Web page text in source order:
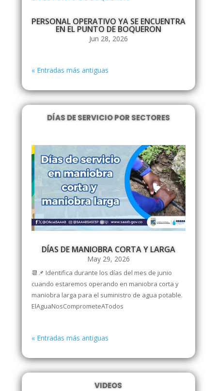
PERSONAL OPERATIVO YA SE ENCUENTRA
EN EL PUNTO DE BOQUERON
Jun 28, 2026
« Entradas más antiguas
DÍAS DE SERVICIO POR SECTORES
DÍAS DE MANIOBRA CORTA Y LARGA
May 29, 2026
📆📌 Identifica durante los días del mes de junio
cuando estaremos operando en maniobra corta y
maniobra larga para el suministro de agua potable.
ElAguaNosComprometeATodos
« Entradas más antiguas
VIDEOS